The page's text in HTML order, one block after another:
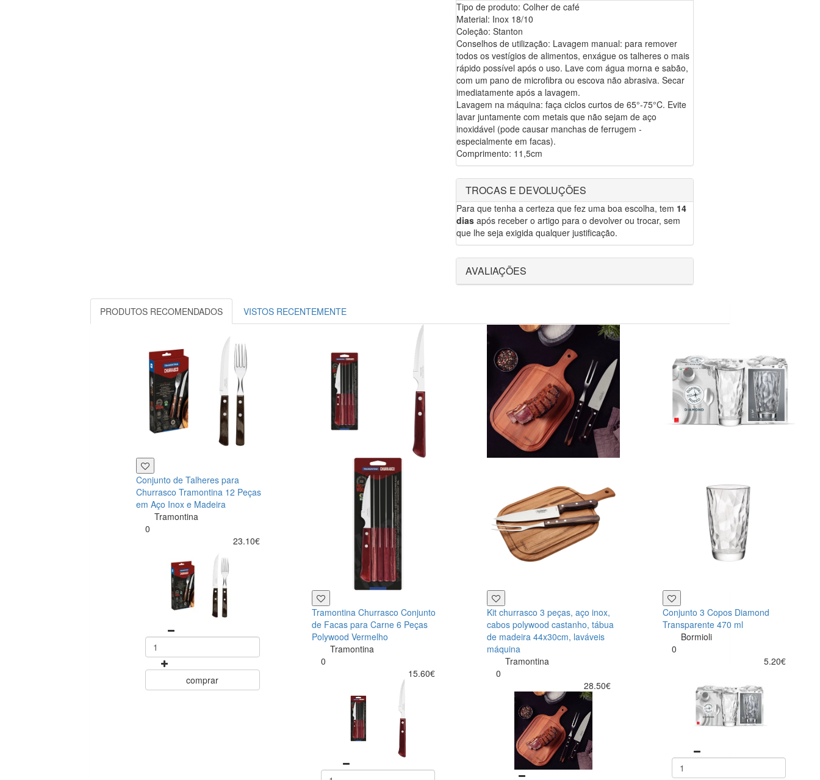
Tipo de produto: Colher de café
Material: Inox 18/10
Coleção: Stanton
Conselhos de utilização: Lavagem manual: para remover
todos os vestígios de alimentos, enxágue os talheres o mais
rápido possível após o uso. Lave com água morna e sabão,
com um pano de microfibra ou escova não abrasiva. Secar
imediatamente após a lavagem.
Lavagem na máquina: faça ciclos curtos de 65°-75°C. Evite
lavar juntamente com metais que não sejam de aço
inoxidável (pode causar manchas de ferrugem -
especialmente em facas).
Comprimento: 11,5cm
TROCAS E DEVOLUÇÕES
Para que tenha a certeza que fez uma boa escolha, tem 14
dias após receber o artigo para o devolver ou trocar, sem
que lhe seja exigida qualquer justificação.
AVALIAÇÕES
PRODUTOS RECOMENDADOS VISTOS RECENTEMENTE
Conjunto de Talheres para
Churrasco Tramontina 12 Peças
em Aço Inox e Madeira
Tramontina
0
23.10€
comprar
Tramontina Churrasco Conjunto
de Facas para Carne 6 Peças
Polywood Vermelho
Tramontina
0
15.60€
Kit churrasco 3 peças, aço inox,
cabos polywood castanho, tábua
de madeira 44x30cm, laváveis
máquina
Tramontina
0
28.50€
Conjunto 3 Copos Diamond
Transparente 470 ml
Bormioli
0
5.20€